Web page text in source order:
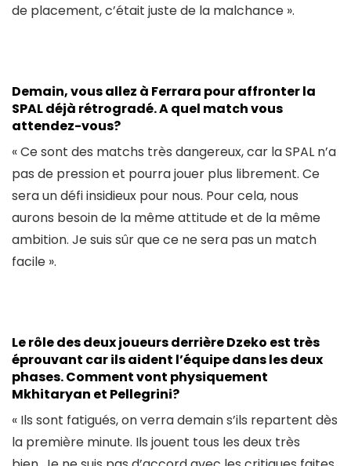
de placement, c’était juste de la malchance ».
Demain, vous allez à Ferrara pour affronter la
SPAL déjà rétrogradé. A quel match vous
attendez-vous?
« Ce sont des matchs très dangereux, car la SPAL n’a
pas de pression et pourra jouer plus librement. Ce
sera un défi insidieux pour nous. Pour cela, nous
aurons besoin de la même attitude et de la même
ambition. Je suis sûr que ce ne sera pas un match
facile ».
Le rôle des deux joueurs derrière Dzeko est très
éprouvant car ils aident l’équipe dans les deux
phases. Comment vont physiquement
Mkhitaryan et Pellegrini?
« Ils sont fatigués, on verra demain s’ils repartent dès
la première minute. Ils jouent tous les deux très